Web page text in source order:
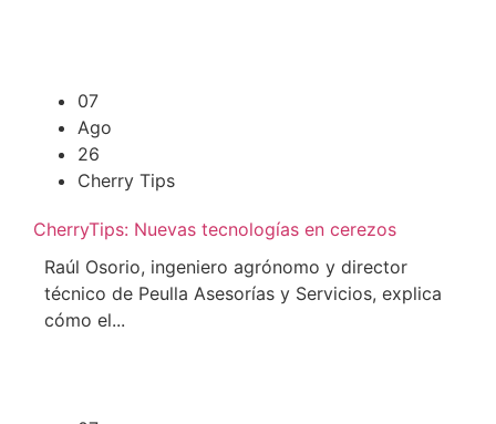
07
Ago
26
Cherry Tips
CherryTips: Nuevas tecnologías en cerezos
Raúl Osorio, ingeniero agrónomo y director
técnico de Peulla Asesorías y Servicios, explica
cómo el...